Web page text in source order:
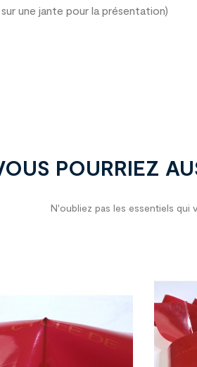
une jante pour la présentation)
POURRIEZ
N'oubliez pas les essentiels qui